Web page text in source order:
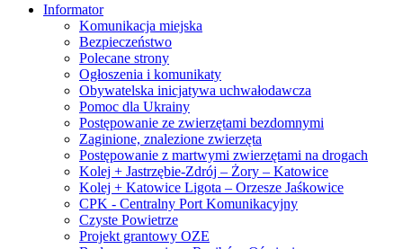
Informator
Komunikacja miejska
Bezpieczeństwo
Polecane strony
Ogłoszenia i komunikaty
Obywatelska inicjatywa uchwałodawcza
Pomoc dla Ukrainy
Postępowanie ze zwierzętami bezdomnymi
Zaginione, znalezione zwierzęta
Postępowanie z martwymi zwierzętami na drogach
Kolej + Jastrzębie-Zdrój – Żory – Katowice
Kolej + Katowice Ligota – Orzesze Jaśkowice
CPK - Centralny Port Komunikacyjny
Czyste Powietrze
Projekt grantowy OZE